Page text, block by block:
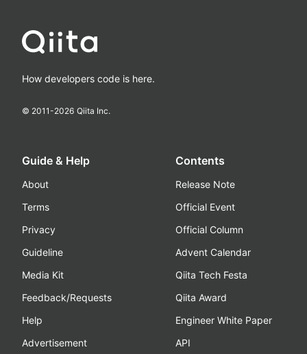
How developers code is here.
© 2011-2026 Qiita Inc.
Guide & Help
About
Terms
Privacy
Guideline
Media Kit
Feedback/Requests
Help
Advertisement
Contents
Release Note
Official Event
Official Column
Advent Calendar
Qiita Tech Festa
Qiita Award
Engineer White Paper
API